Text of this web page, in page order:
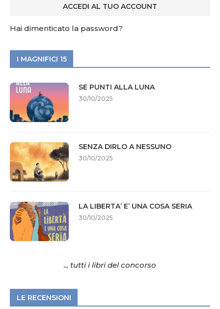
Hai dimenticato la password?
I MAGNIFICI 15
SE PUNTI ALLA LUNA
30/10/2025
SENZA DIRLO A NESSUNO
30/10/2025
LA LIBERTA’ E’ UNA COSA SERIA
30/10/2025
... tutti i libri del concorso
LE RECENSIONI